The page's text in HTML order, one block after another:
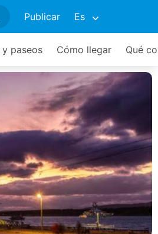
Publicar Es
y paseos Cómo llegar Qué